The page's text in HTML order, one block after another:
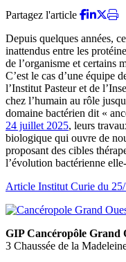
Partagez l'article
Depuis quelques années,
inattendus entre les
de l’organisme et certains
C’est le cas d’une équipe
l’Institut Pasteur et de
chez l’humain au rôle
domaine bactérien dit «
24 juillet 2025, leurs
biologique qui ouvre de
proposant des cibles
l’évolution bactérienne
Article Institut Curie du
GIP Cancéropôle Grand
3 Chaussée de la